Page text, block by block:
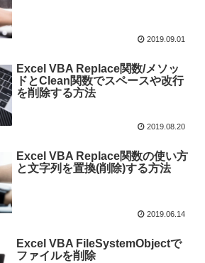
2019.09.01
Excel VBA Replace関数/メソッ
ドとClean関数でスペースや改行
を削除する方法
2019.08.20
Excel VBA Replace関数の使い方
と文字列を置換(削除)する方法
2019.06.14
Excel VBA FileSystemObjectで
ファイルを削除